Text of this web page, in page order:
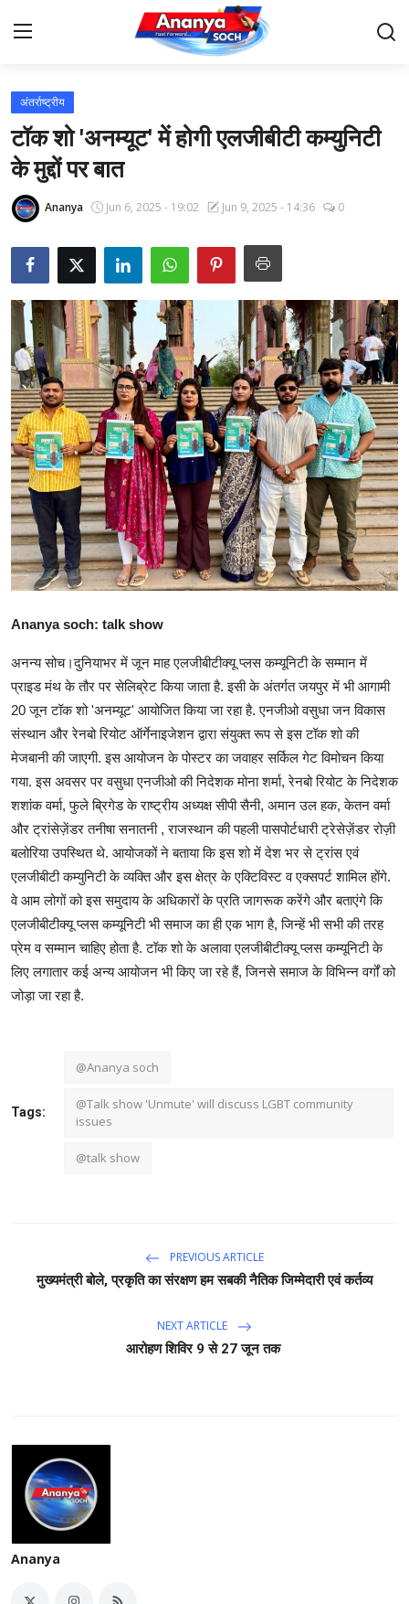
Home
Contact
About Us
देश
बिज़नेस
राजनीति
मनोरंजन
शिक्षा
राजस्थान
ट्रेंडिंग
Hindi
अंतर्राष्ट्रीय
टॉक शो 'अनम्यूट' में होगी एलजीबीटी कम्युनिटी
के मुद्दों पर बात
Ananya Jun 6, 2025 - 19:02 Jun 9, 2025 - 14:36 0
Ananya soch: talk show
अनन्य सोच।दुनियाभर में जून माह एलजीबीटीक्यू प्लस कम्यूनिटी के सम्मान में
प्राइड मंथ के तौर पर सेलिब्रेट किया जाता है. इसी के अंतर्गत जयपुर में भी आगामी
20 जून टॉक शो 'अनम्यूट' आयोजित किया जा रहा है. एनजीओ वसुधा जन विकास
संस्थान और रेनबो रियोट ऑर्गेनाइजेशन द्वारा संयुक्त रूप से इस टॉक शो की
मेजबानी की जाएगी. इस आयोजन के पोस्टर का जवाहर सर्किल गेट विमोचन किया
गया. इस अवसर पर वसुधा एनजीओ की निदेशक मोना शर्मा, रेनबो रियोट के निदेशक
शशांक वर्मा, फुले ब्रिगेड के राष्ट्रीय अध्यक्ष सीपी सैनी, अमान उल हक, केतन वर्मा
और ट्रांसेज़ेंडर तनीषा सनातनी , राजस्थान की पहली पासपोर्टधारी ट्रेसेज़ेंडर रोज़ी
बलोरिया उपस्थित थे. आयोजकों ने बताया कि इस शो में देश भर से ट्रांस एवं
एलजीबीटी कम्युनिटी के व्यक्ति और इस क्षेत्र के एक्टिविस्ट व एक्सपर्ट शामिल होंगे.
वे आम लोगों को इस समुदाय के अधिकारों के प्रति जागरूक करेंगे और बताएंगे कि
एलजीबीटीक्यू प्लस कम्यूनिटी भी समाज का ही एक भाग है, जिन्हें भी सभी की तरह
प्रेम व सम्मान चाहिए होता है. टॉक शो के अलावा एलजीबीटीक्यू प्लस कम्यूनिटी के
लिए लगातार कई अन्य आयोजन भी किए जा रहे हैं, जिनसे समाज के विभिन्न वर्गों को
जोड़ा जा रहा है.
Tags:
@Ananya soch
@Talk show 'Unmute' will discuss LGBT community
issues
@talk show
PREVIOUS ARTICLE
मुख्यमंत्री बोले, प्रकृति का संरक्षण हम सबकी नैतिक जिम्मेदारी एवं कर्तव्य
NEXT ARTICLE
आरोहण शिविर 9 से 27 जून तक
Ananya